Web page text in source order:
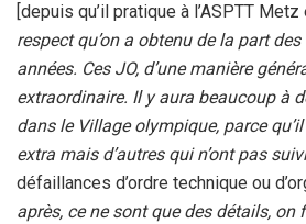
[depuis qu’il pratique à l’ASPTT Metz
respect qu’on a obtenu de la part
années. Ces JO, d’une manière
extraordinaire. Il y aura beaucoup à
dans le Village olympique, parce
extra mais d’autres qui n’ont pas
défaillances d’ordre technique ou
après, ce ne sont que des détails, on